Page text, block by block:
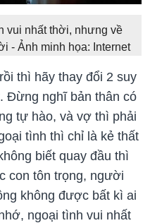
vui nhất thời, nhưng về
- Ảnh minh họa: Internet
thì hãy thay đổi 2 suy
Đừng nghĩ bản thân có
tự hào, và vợ thì phải
tình thì chỉ là kẻ thất
biết quay đầu thì
con tôn trọng, người
không được bất kì ai
ngoại tình vui nhất